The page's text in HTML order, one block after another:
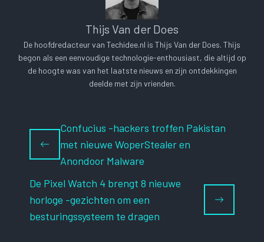
Thijs Van der Does
De hoofdredacteur van Techidee.nl is Thijs Van der Does. Thijs
begon als een eenvoudige technologie-enthousiast, die altijd op
de hoogte was van het laatste nieuws en zijn ontdekkingen
deelde met zijn vrienden.
Confucius -hackers troffen Pakistan
met nieuwe WoperStealer en
Anondoor Malware
De Pixel Watch 4 brengt 8 nieuwe
horloge -gezichten om een ​​
besturingssysteem te dragen